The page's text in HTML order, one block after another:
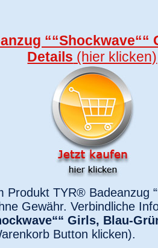
““Shockwave““
Details (hier klicken)
Produkt TYR® Badeanzug
Gewähr. Verbindliche
Girls, Blau-
Button klicken).